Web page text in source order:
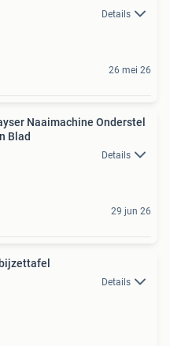
Details
26 mei 26
Naaimachine Onderstel
Blad
Details
29 jun 26
Details